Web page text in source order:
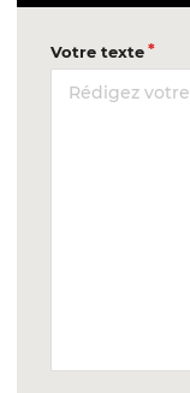
Votre texte